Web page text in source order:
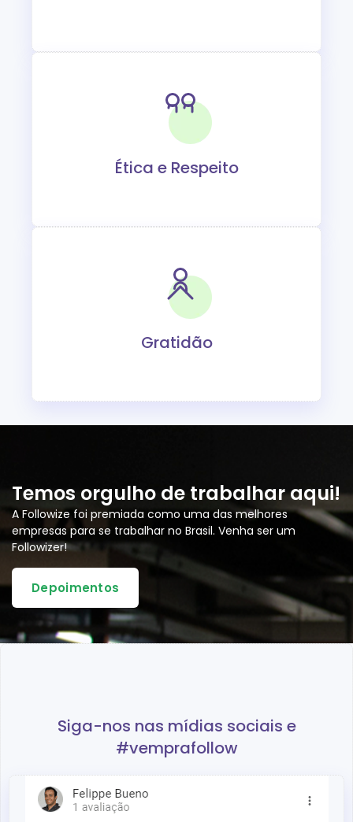
Ética e Respeito
Gratidão
Temos orgulho de trabalhar aqui!
A Followize foi premiada como uma das melhores
empresas para se trabalhar no Brasil. Venha ser um
Followizer!
Depoimentos
Siga-nos nas mídias sociais e
#vemprafollow